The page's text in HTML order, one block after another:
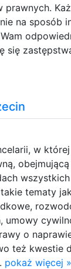
prawnych.
na sposób
się
w
tematy
umowy
o
też kwestie
pokaż więcej »